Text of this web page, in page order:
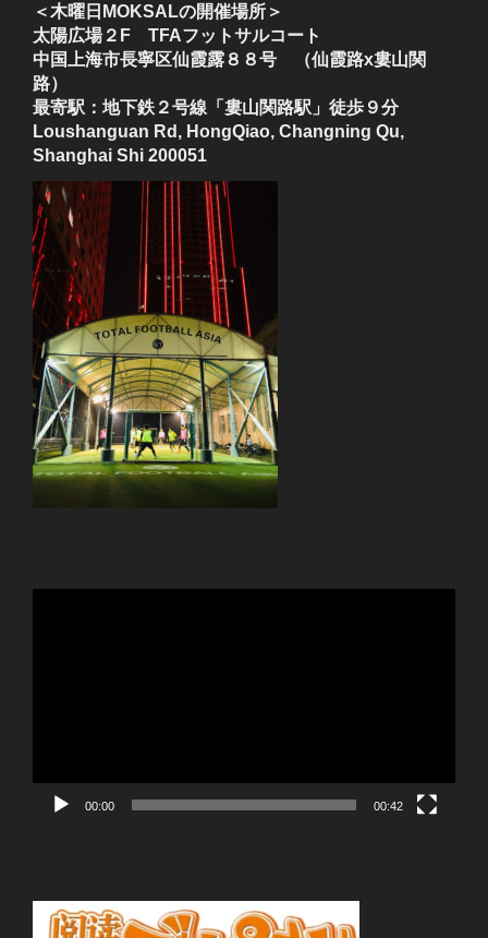
＜木曜日MOKSALの開催場所＞
太陽広場２F TFAフットサルコート
中国上海市長寧区仙霞露８８号 （仙霞路x婁山関
路）
最寄駅：地下鉄２号線「婁山関路駅」徒歩９分
Loushanguan Rd, HongQiao, Changning Qu,
Shanghai Shi 200051
00:00 00:42